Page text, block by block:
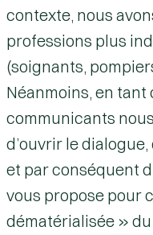
contexte, nous
professions plus
(soignants,
Néanmoins, en
communicants
d’ouvrir le
et par conséquent
vous propose pour
dématérialisée »